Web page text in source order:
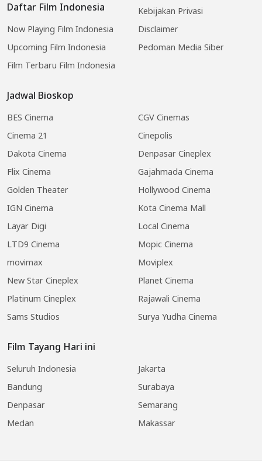
Daftar Film Indonesia
Now Playing Film Indonesia
Upcoming Film Indonesia
Film Terbaru Film Indonesia
Jadwal Bioskop
BES Cinema
CGV Cinemas
Cinema 21
Cinepolis
Dakota Cinema
Denpasar Cineplex
Flix Cinema
Gajahmada Cinema
Golden Theater
Hollywood Cinema
IGN Cinema
Kota Cinema Mall
Layar Digi
Local Cinema
LTD9 Cinema
Mopic Cinema
movimax
Moviplex
New Star Cineplex
Planet Cinema
Platinum Cineplex
Rajawali Cinema
Sams Studios
Surya Yudha Cinema
Film Tayang Hari ini
Seluruh Indonesia
Jakarta
Bandung
Surabaya
Denpasar
Semarang
Medan
Makassar
Kebijakan Privasi
Disclaimer
Pedoman Media Siber